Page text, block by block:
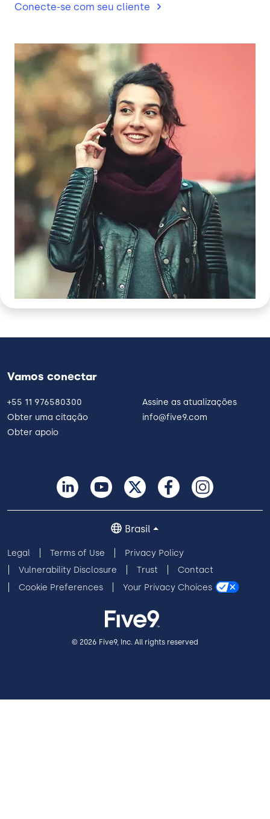
Conecte-se com seu cliente
Imagem
Vamos conectar
+55 11 976580300
Obter uma citação
Obter apoio
Assine as atualizações
info@five9.com
Legal Terms of Use
Privacy Policy
Vulnerability Disclosure
Trust
Contact
Cookie Preferences
Your Privacy Choices
Brasil
© 2026 Five9, Inc. All rights reserved